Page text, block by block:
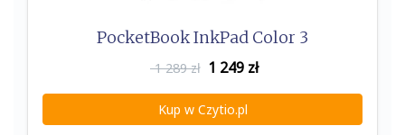
PocketBook InkPad Color 3
1 289 zł 1 249zł
Kup w Czytio.pl